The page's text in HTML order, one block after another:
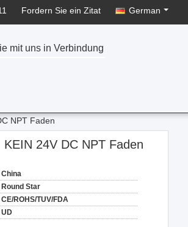
Fordern Sie ein Zitat German
mit uns in Verbindung
NPT Faden
24V DC NPT Faden
China
Round Star
CE/ROHS/TUV/FDA
UD